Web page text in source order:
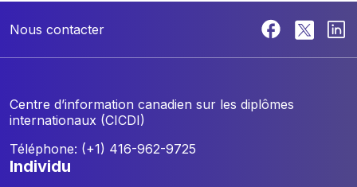
Nous contacter
Centre d’information canadien sur les diplômes
internationaux (CICDI)
Téléphone: (+1) 416-962-9725
individu